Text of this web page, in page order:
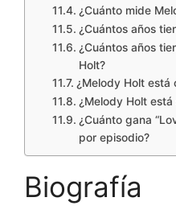
¿Cuánto mide
¿Cuántos años
¿Cuántos años
Holt?
¿Melody Holt está
¿Melody Holt
¿Cuánto gana
por episodio?
Biografía